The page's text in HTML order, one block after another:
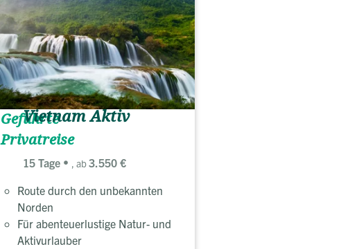
Geführte
Privatreise
Vietnam Aktiv
15 Tage , ab3.550 €
Route durch den unbekannten
Norden
Für abenteuerlustige Natur- und
Aktivurlauber